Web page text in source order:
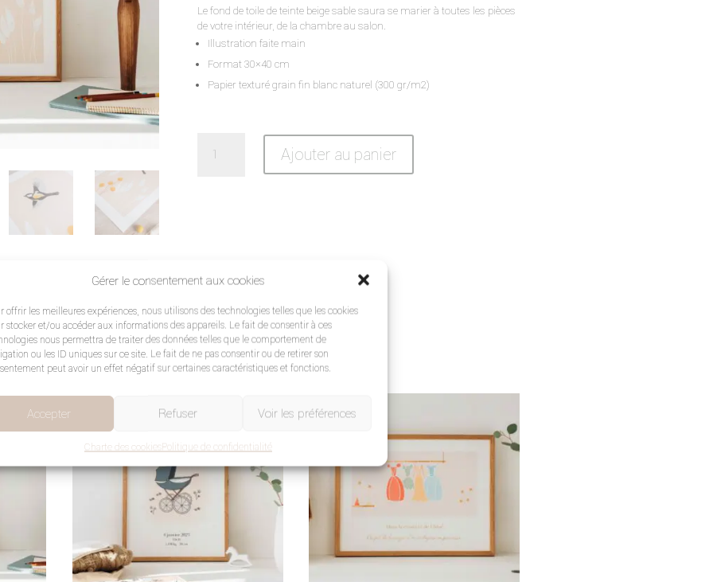
Gérer le consentement aux cookies
offrir les meilleures expériences, nous utilisons des technologies telles que les cookies
stocker et/ou accéder aux informations des appareils. Le fait de consentir à ces
nous permettra de traiter des données telles que le comportement de
ou les ID uniques sur ce site. Le fait de ne pas consentir ou de retirer son
peut avoir un effet négatif sur certaines caractéristiques et fonctions.
Accepter Refuser Voir les préférences
Charte des cookies Politique de confidentialité
Le fond de toile de teinte beige sable saura se marier à toutes les pièces
de votre intérieur, de la chambre au salon.
Illustration faite main
Format 30×40 cm
Papier texturé grain fin blanc naturel (300 gr/m2)
Ajouter au panier